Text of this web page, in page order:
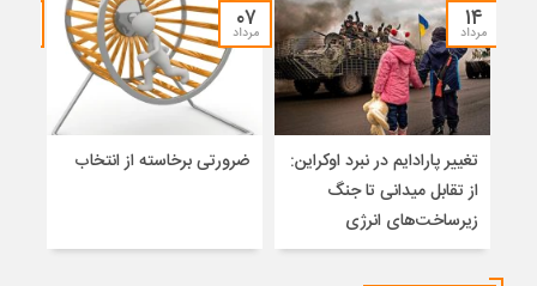
۱۴
مرداد
تغییر پارادایم در نبرد اوکراین:
از تقابل میدانی تا جنگ
زیرساخت‌های انرژی
۰۷
مرداد
ضرورتی برخاسته از انتخاب